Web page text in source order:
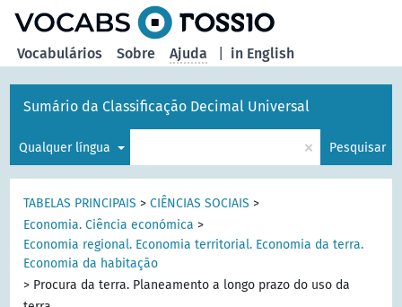
in English
Vocabulários Sobre Ajuda
Sumário da Classificação Decimal Universal
Qualquer língua × Pesquisar
TABELAS PRINCIPAIS >CIÊNCIAS SOCIAIS >
Economia. Ciência económica >
Economia regional. Economia territorial. Economia da terra.
Economia da habitação
> Procura da terra. Planeamento a longo prazo do uso da